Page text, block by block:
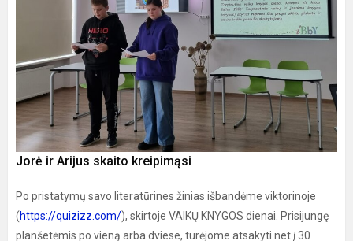
Jorė ir Arijus skaito kreipimąsi
Po pristatymų savo literatūrines žinias išbandėme viktorinoje
(https://quizizz.com/), skirtoje VAIKŲ KNYGOS dienai. Prisijungę
planšetėmis po vieną arba dviese, turėjome atsakyti net į 30